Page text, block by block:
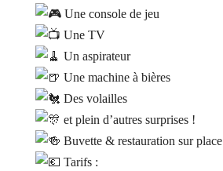
Une console de jeu
Une TV
Un aspirateur
Une machine à bières
Des volailles
et plein d’autres surprises !
Buvette & restauration sur place
Tarifs :